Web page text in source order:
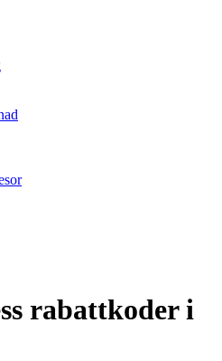
rabattkoder i